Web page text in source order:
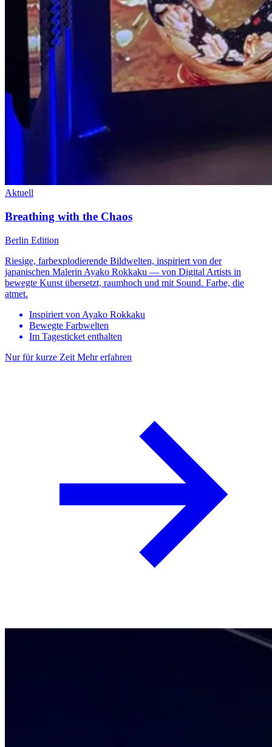
Aktuell
Breathing with the Chaos
Berlin Edition
Riesige, farbexplodierende Bildwelten, inspiriert von der
japanischen Malerin Ayako Rokkaku — von Digital Artists in
bewegte Kunst übersetzt, raumhoch und mit Sound. Farbe, die
atmet.
Inspiriert von Ayako Rokkaku
Bewegte Farbwelten
Im Tagesticket enthalten
Nur für kurze Zeit Mehr erfahren